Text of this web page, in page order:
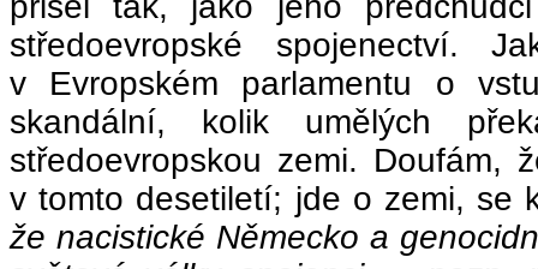
středoevropské spojenectví.
v Evropském parlamentu o
skandální, kolik umělých
středoevropskou zemi. Doufám,
v tomto desetiletí; jde o zemi, se
že nacistické Německo a